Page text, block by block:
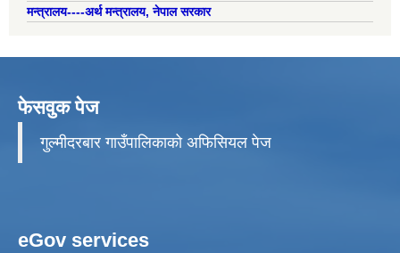
मन्त्रालय----अर्थ मन्त्रालय, नेपाल सरकार
फेसवुक पेज
गुल्मीदरबार गाउँपालिकाको अफिसियल पेज
eGov services